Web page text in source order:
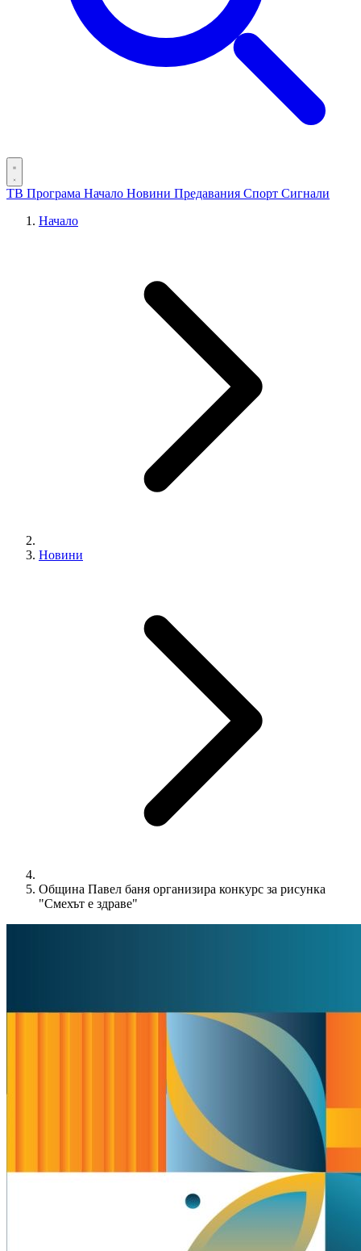
ТВ Програма Начало Новини Предавания Спорт Сигнали
Начало
Новини
Община Павел баня организира конкурс за рисунка
"Смехът е здраве"